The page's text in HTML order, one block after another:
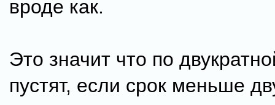
вроде как.
Это значит что по
пустят, если срок меньше